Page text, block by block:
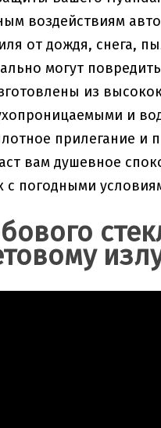
воздействиям
от дождя, снега,
могут
из
и
прилегание и
вам душевное
с погодными